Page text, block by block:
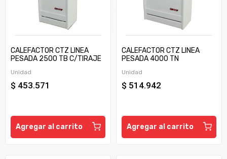
CALEFACTOR CTZ LINEA
PESADA 2500 TB C/TIRAJE
Unidad
$ 453.571
Agregar al carrito
CALEFACTOR CTZ LINEA
PESADA 4000 TN
Unidad
$ 514.942
Agregar al carrito